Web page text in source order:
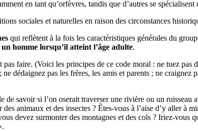
en tant qu’orfèvres, tandis que d’autres se
sociales et naturelles en raison des circonstances
qui reflètent à la fois les caractéristiques générales du
homme lorsqu’il atteint l’âge adulte.
faire. (Voici les principes de ce code moral : ne tuez pas
dédaignez pas les frères, les amis et parents ; ne
savoir si l’on oserait traverser une rivière ou un ruisseau
animaux et des insectes ? Êtes-vous à l’aise d’y aller à
devez surmonter des montagnes et des cols ? Iriez-vous